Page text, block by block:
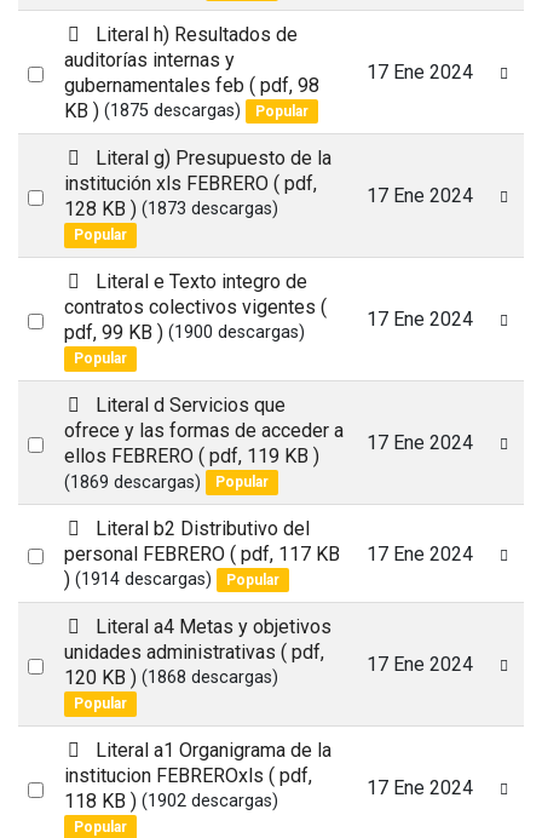
item
Select
item
p
d
f
Literal h) Resultados de
auditorías internas y
gubernamentales feb ( pdf, 98
KB ) (1875 descargas) Popular
17 Ene 2024
Select
item
p
d
f
Literal g) Presupuesto de la
institución xls FEBRERO ( pdf,
128 KB ) (1873 descargas)
Popular
17 Ene 2024
Select
item
p
d
f
Literal e Texto integro de
contratos colectivos vigentes (
pdf, 99 KB ) (1900 descargas)
Popular
17 Ene 2024
Select
item
p
d
f
Literal d Servicios que
ofrece y las formas de acceder a
ellos FEBRERO ( pdf, 119 KB )
(1869 descargas) Popular
17 Ene 2024
Select
p
d
f
Literal b2 Distributivo del
personal FEBRERO ( pdf, 117 KB
) (1914 descargas) Popular
17 Ene 2024
Select
item
p
d
f
Literal a4 Metas y objetivos
unidades administrativas ( pdf,
120 KB ) (1868 descargas)
Popular
17 Ene 2024
Select
p
d
f
Literal a1 Organigrama de la
institucion FEBREROxls ( pdf,
118 KB ) (1902 descargas)
Popular
17 Ene 2024